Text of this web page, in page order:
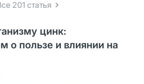
201 статья
цинк:
о пользе и влиянии на